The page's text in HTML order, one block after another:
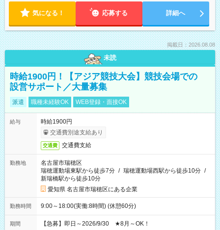
気になる！ 応募する 詳細へ
掲載日：2026.08.08
未読
時給1900円！【アジア競技大会】競技会場での
設営サポート／大量募集
派遣 職種未経験OK WEB登録・面接OK
給与
時給1900円
交通費別途支給あり
交通費 交通費支給
勤務地
名古屋市瑞穂区
瑞穂運動場東駅から徒歩7分 / 瑞穂運動場西駅から徒歩10分 /
新瑞橋駅から徒歩10分
愛知県 名古屋市瑞穂区にある企業
勤務時間 9:00～18:00(実働:8時間) (休憩60分)
期間 【急募】即日～2026/9/30 ★8月～OK！